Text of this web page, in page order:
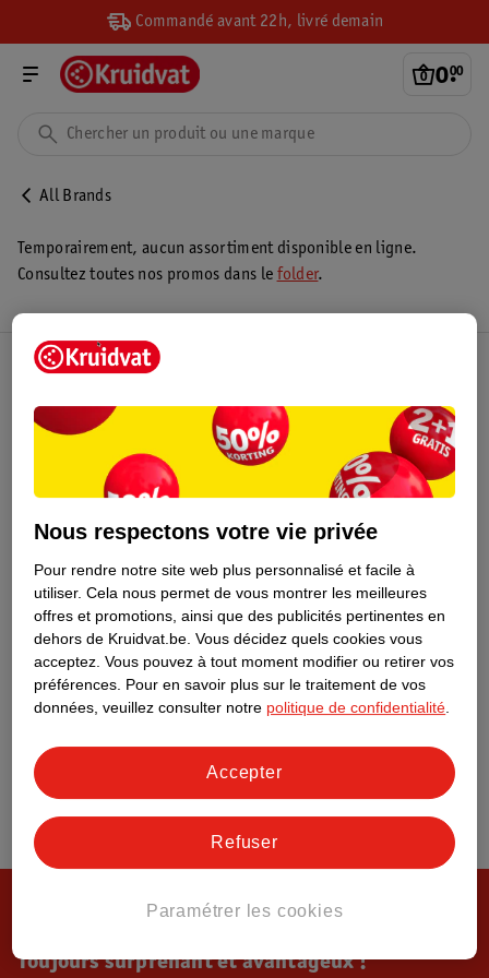
Commandé avant 22h, livré demain
0.
00
All Brands
Temporairement, aucun assortiment disponible en ligne.
Consultez toutes nos promos dans le folder.
Toujours surprenant et avantageux !
Nous respectons votre vie privée
Pour rendre notre site web plus personnalisé et facile à
utiliser. Cela nous permet de vous montrer les meilleures
offres et promotions, ainsi que des publicités pertinentes en
dehors de Kruidvat.be. Vous décidez quels cookies vous
acceptez. Vous pouvez à tout moment modifier ou retirer vos
préférences. Pour en savoir plus sur le traitement de vos
données, veuillez consulter notre politique de confidentialité
Paramétrer les cookies
Refuser
Accepter